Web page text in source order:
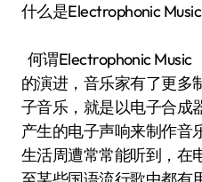
什么是Electrophonic Music
何谓Electrophonic
的演进，音乐家有了更多
子音乐，就是以电子合成
产生的电子声响来制作音
生活周遭常常能听到，在